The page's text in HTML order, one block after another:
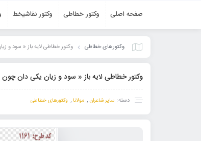
صفحه اصلی وکتور خطاطی وکتور نقاشیخط
وکتورهای خطاطی وکتور خطاطی لایه باز « سود و زیان یکی
وکتور خطاطی لایه باز « سود و زیان یکی دان چون در قمار مایی »
دسته: سایر شاعران, مولانا , وکتورهای خطاطی